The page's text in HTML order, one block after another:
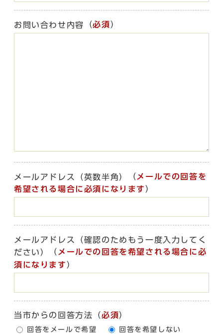
お問い合わせ内容 （必須）
メールアドレス（英数半角） （ メールでの回答を
希望される場合に必須になります ）
メールアドレス（確認のためもう一度入力してく
ださい）
（ メールでの回答を希望される場合に必
須になります ）
当市からの回答方法 （必須）
回答をメールで希望 回答を希望しない